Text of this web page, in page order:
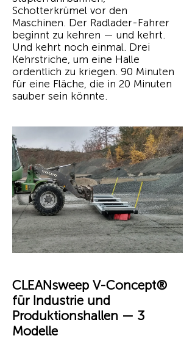
Schotterkrümel vor den
Maschinen. Der Radlader-Fahrer
beginnt zu kehren — und kehrt.
Und kehrt noch einmal. Drei
Kehrstriche, um eine Halle
ordentlich zu kriegen. 90 Minuten
für eine Fläche, die in 20 Minuten
sauber sein könnte.
CLEANsweep V-Concept®
für Industrie und
Produktionshallen — 3
Modelle